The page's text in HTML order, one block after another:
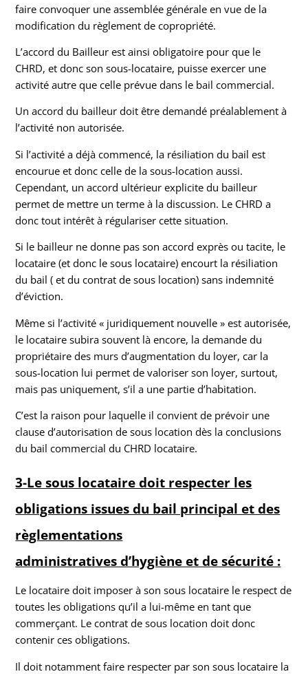
faire convoquer une assemblée générale en vue de la
modification du règlement de copropriété.
L’accord du Bailleur est ainsi obligatoire pour que le
CHRD, et donc son sous-locataire, puisse exercer une
activité autre que celle prévue dans le bail commercial.
Un accord du bailleur doit être demandé préalablement à
l’activité non autorisée.
Si l’activité a déjà commencé, la résiliation du bail est
encourue et donc celle de la sous-location aussi.
Cependant, un accord ultérieur explicite du bailleur
permet de mettre un terme à la discussion. Le CHRD a
donc tout intérêt à régulariser cette situation.
Si le bailleur ne donne pas son accord exprès ou tacite, le
locataire (et donc le sous locataire) encourt la résiliation
du bail ( et du contrat de sous location) sans indemnité
d’éviction.
Même si l’activité « juridiquement nouvelle » est autorisée,
le locataire subira souvent là encore, la demande du
propriétaire des murs d’augmentation du loyer, car la
sous-location lui permet de valoriser son loyer, surtout,
mais pas uniquement, s’il a une partie d’habitation.
C’est la raison pour laquelle il convient de prévoir une
clause d’autorisation de sous location dès la conclusions
du bail commercial du CHRD locataire.
3-Le sous locataire doit respecter les
obligations issues du bail principal et des
règlementations
administratives d’hygiène et de sécurité :
Le locataire doit imposer à son sous locataire le respect de
toutes les obligations qu’il a lui-même en tant que
commerçant. Le contrat de sous location doit donc
contenir ces obligations.
Il doit notamment faire respecter par son sous locataire la